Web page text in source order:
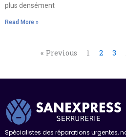
plus densément
Read More »
« Previous 1 2 3
Spécialistes des réparations urgentes,